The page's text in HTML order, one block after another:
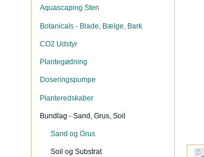
Aquascaping Sten
Botanicals - Blade, Bælge, Bark
CO2 Udstyr
Plantegødning
Doseringspumpe
Planteredskaber
Bundlag - Sand, Grus, Soil
Sand og Grus
Soil og Substrat